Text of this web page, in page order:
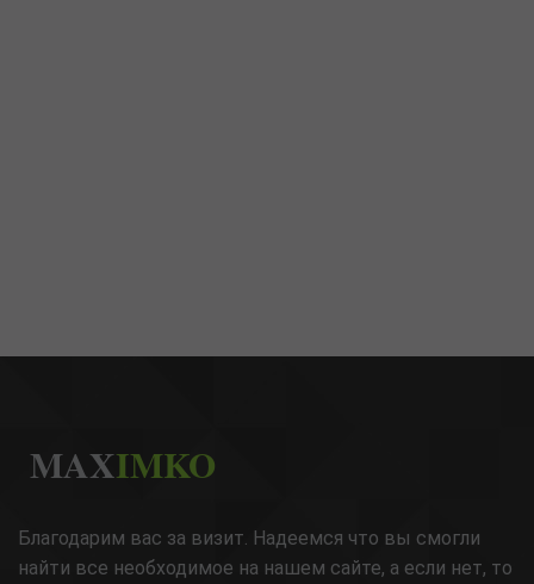
MAXIMKO
Благодарим вас за визит. Надеемся что вы смогли
найти все необходимое на нашем сайте, а если нет, то